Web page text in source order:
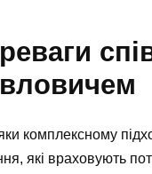
комплексному
які враховують